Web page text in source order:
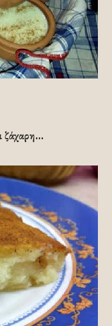
ζάχαρη...